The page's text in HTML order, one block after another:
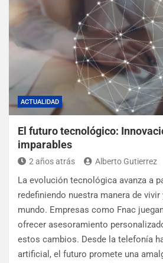
ACTUALIDAD
El futuro tecnológico:
imparables
2 años atrás Alberto Gutierrez
La evolución tecnológica avanza a
redefiniendo nuestra manera de
mundo. Empresas como Fnac
ofrecer asesoramiento
estos cambios. Desde la telefonía
artificial, el futuro promete una